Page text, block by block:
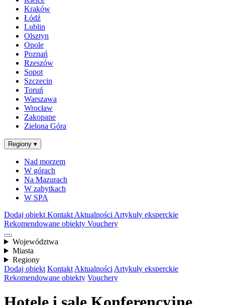
Kraków
Łódź
Lublin
Olsztyn
Opole
Poznań
Rzeszów
Sopot
Szczecin
Toruń
Warszawa
Wrocław
Zakopane
Zielona Góra
Regiony ▾
Nad morzem
W górach
Na Mazurach
W zabytkach
W SPA
Dodaj obiekt Kontakt Aktualności Artykuły eksperckie
Rekomendowane obiekty Vouchery
Województwa
Miasta
Regiony
Dodaj obiekt Kontakt Aktualności Artykuły eksperckie
Rekomendowane obiekty Vouchery